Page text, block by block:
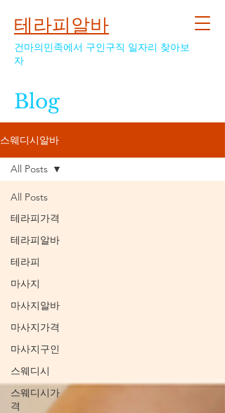
테라피알바
건마의민족에서 구인구직 일자리 찾아보
자
Blog
스웨디시알바
All Posts
테라피가격
테라피알바
테라피
마사지
마사지알바
마사지가격
마사지구인
스웨디시
스웨디시가
격
All Posts